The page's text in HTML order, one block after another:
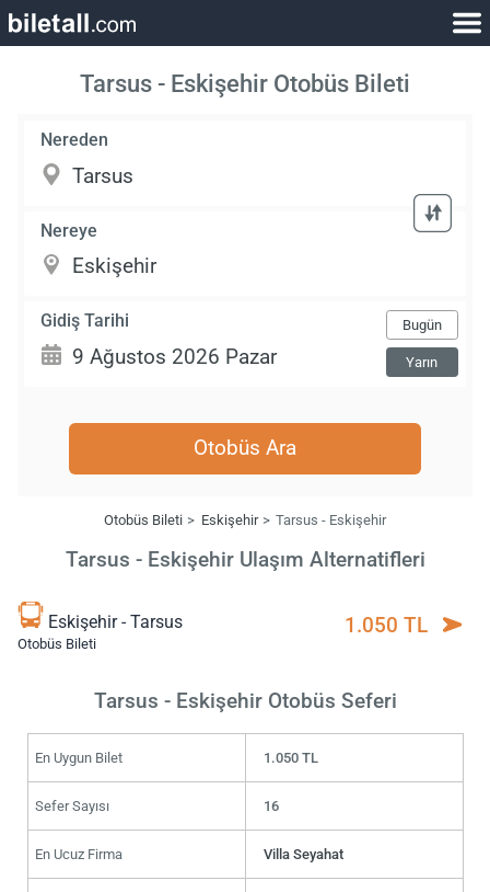
Tarsus - Eskişehir Otobüs Bileti
Nereden
Nereye
Gidiş Tarihi Bugün
Yarın
Otobüs Ara
Otobüs Bileti Eskişehir Tarsus - Eskişehir
Tarsus - Eskişehir Ulaşım Alternatifleri
Eskişehir - Tarsus
Otobüs Bileti
1.050 TL
Tarsus - Eskişehir Otobüs Seferi
En Uygun Bilet 1.050 TL
Sefer Sayısı 16
En Ucuz Firma Villa Seyahat